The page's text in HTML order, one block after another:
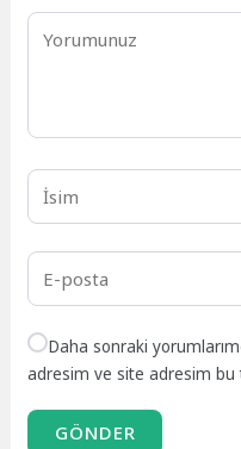
Daha sonraki
adresim ve site adresim bu
GÖNDER